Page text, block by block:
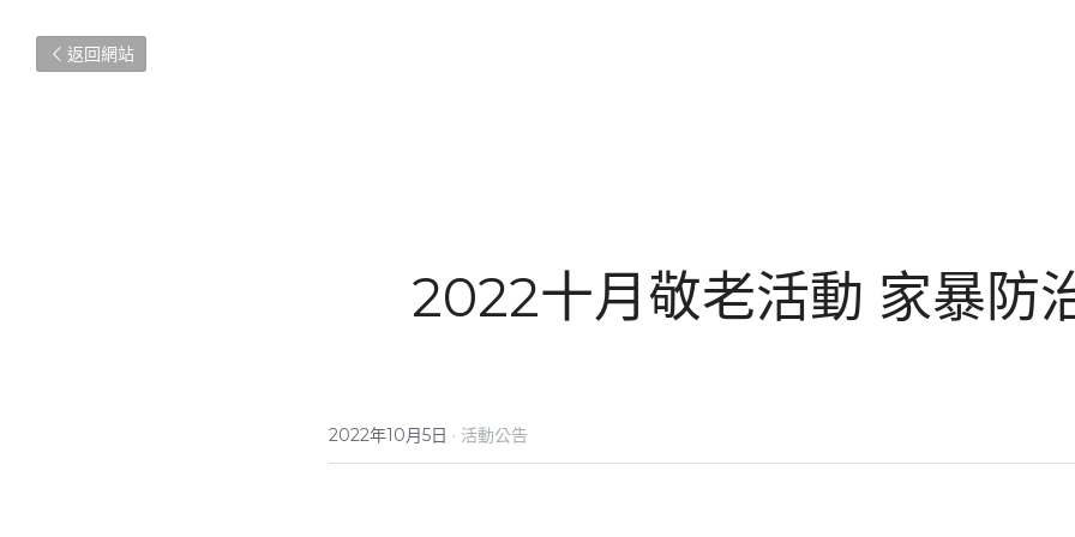
返回網站
2022十月敬老活動 家暴防
2022年10月5日 · 活動公告